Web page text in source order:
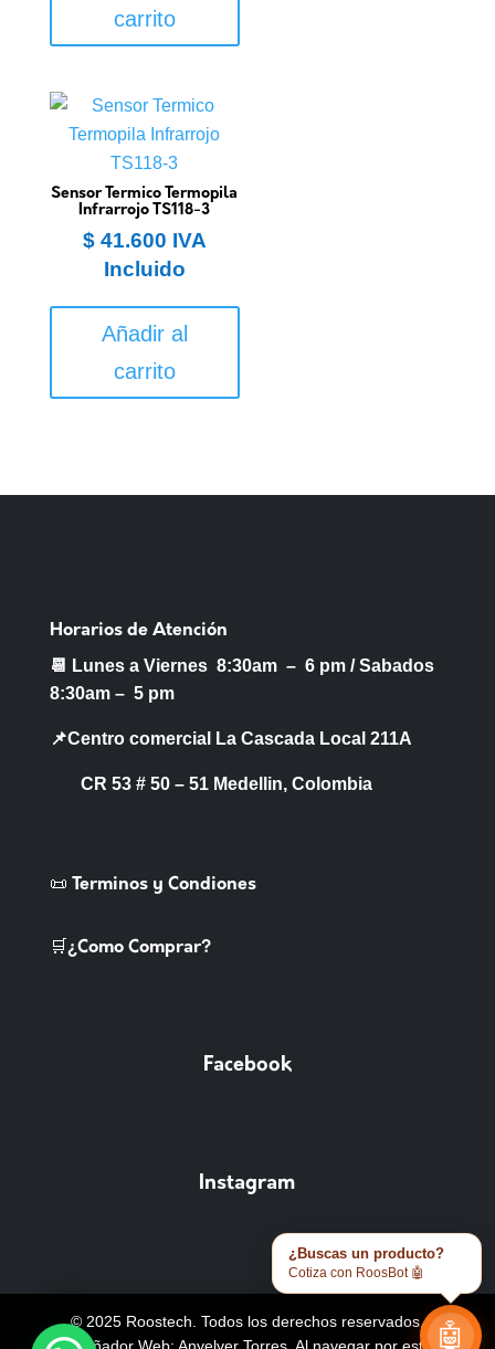
carrito
Sensor Termico Termopila
Infrarrojo TS118-3
$41.600 IVA
Incluido
Añadir al
carrito
Horarios de Atención
📆 Lunes a Viernes 8:30am – 6 pm / Sabados
8:30am – 5 pm
📌Centro comercial La Cascada Local 211A
CR 53 # 50 – 51 Medellin, Colombia
📜 Terminos y Condiones
🛒¿Como Comprar?
Facebook
Instagram
© 2025 Roostech. Todos los derechos reservados.
¿Buscas un producto?
Cotiza con RoosBot 🤖
🤖